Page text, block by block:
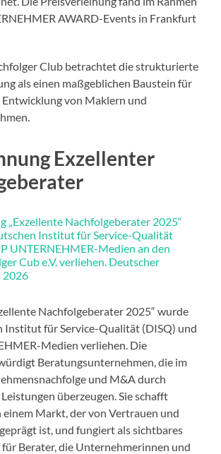
AWARD-Events in Frankfurt
Club betrachtet die strukturierte
als einen maßgeblichen Baustein für
von Maklern und
Exzellenter
Nachfolgeberater 2025“ wurde
Institut für Service-Qualität (DISQ) und
Medien verliehen. Die
Beratungsunternehmen, die im
und M&A durch
überzeugen. Sie schafft
Markt, der von Vertrauen und
ist, und fungiert als sichtbares
Berater, die Unternehmerinnen und